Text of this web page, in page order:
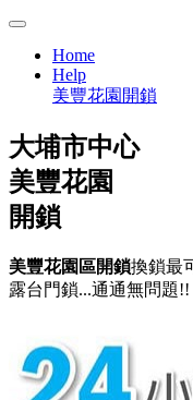
Home
Help
美豐花園開鎖
大埔市中心
美豐花園
開鎖
美豐花園區開鎖換鎖最
露台門鎖...通通無問題!!